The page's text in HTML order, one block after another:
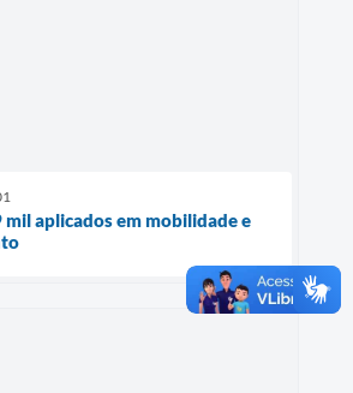
mil aplicados em mobilidade e